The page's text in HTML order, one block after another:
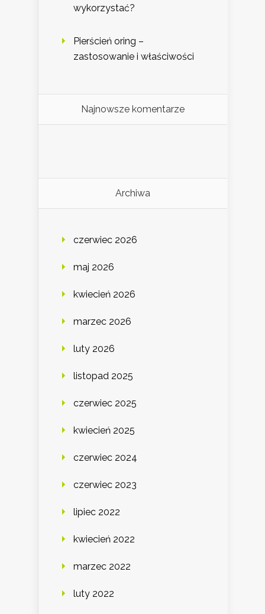
wykorzystać?
Pierścień oring –
zastosowanie i właściwości
Najnowsze komentarze
Archiwa
czerwiec 2026
maj 2026
kwiecień 2026
marzec 2026
luty 2026
listopad 2025
czerwiec 2025
kwiecień 2025
czerwiec 2024
czerwiec 2023
lipiec 2022
kwiecień 2022
marzec 2022
luty 2022